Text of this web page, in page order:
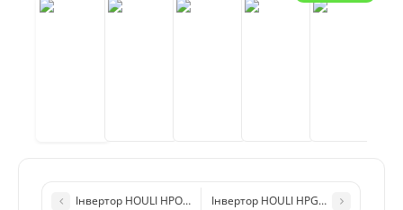
Інвертор HOULI HPOL0025U 2500/5000Вт (24V) із чистою
Інвертор HOULI HPGL0020U 2000/